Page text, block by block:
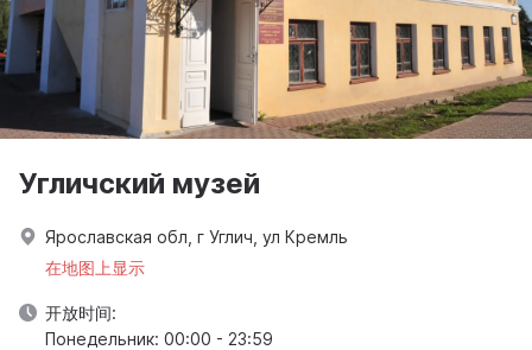
Угличский музей
Ярославская обл, г Углич, ул Кремль
在地图上显示
开放时间:
Понедельник: 00:00 - 23:59